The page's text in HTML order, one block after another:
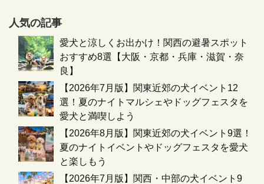
人気の記事
愛犬と涼しくお出かけ！関西の避暑スポット
おすすめ8選【大阪・京都・兵庫・滋賀・奈
良】
【2026年7月版】関東近郊の犬イベント12
選！夏のナイトマルシェやドッグフェスタを
愛犬と満喫しよう
【2026年8月版】関東近郊の犬イベント9選！
夏のナイトイベントやドッグフェスタを愛犬
と楽しもう
【2026年7月版】関西・中部の犬イベント9